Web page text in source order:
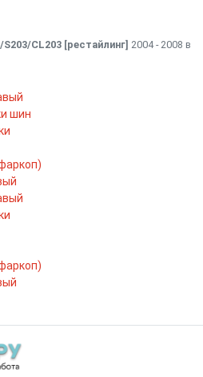
CL203 [рестайлинг] 2004 - 2008 в
шин